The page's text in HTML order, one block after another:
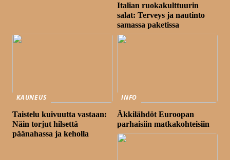
Italian ruokakulttuurin
salat: Terveys ja nautinto
samassa paketissa
KAUNEUS
Taistelu kuivuutta vastaan:
Näin torjut hilsettä
päänahassa ja keholla
INFO
Äkkilähdöt Euroopan
parhaisiin matkakohteisiin